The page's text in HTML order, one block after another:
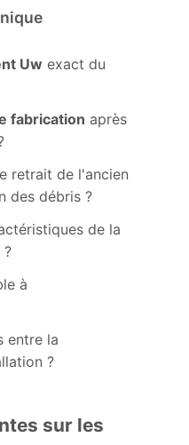
Uw exact du
fabrication après
retrait de l'ancien
des débris ?
de la
?
à
entre la
?
sur les